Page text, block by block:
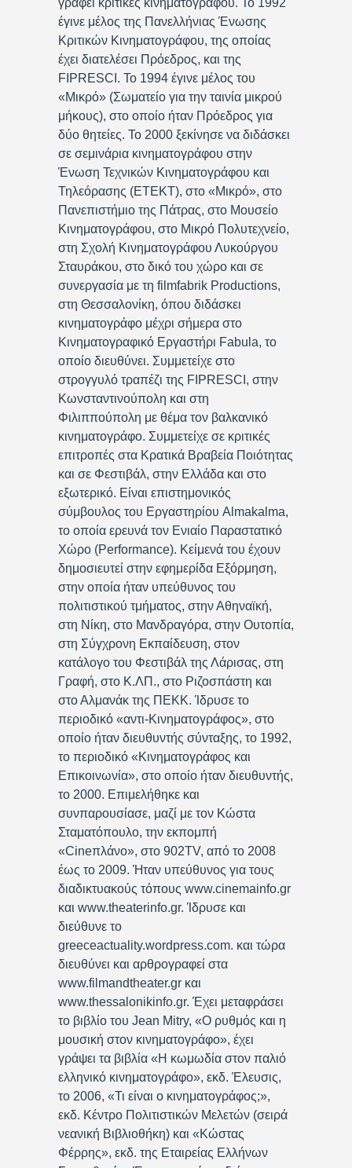
γράφει κριτικές κινηματογράφου. Το 1992
έγινε μέλος της Πανελλήνιας Ένωσης
Κριτικών Κινηματογράφου, της οποίας
έχει διατελέσει Πρόεδρος, και της
FIPRESCI. Το 1994 έγινε μέλος του
«Μικρό» (Σωματείο για την ταινία μικρού
μήκους), στο οποίο ήταν Πρόεδρος για
δύο θητείες. Το 2000 ξεκίνησε να διδάσκει
σε σεμινάρια κινηματογράφου στην
Ένωση Τεχνικών Κινηματογράφου και
Τηλεόρασης (ΕΤΕΚΤ), στο «Μικρό», στο
Πανεπιστήμιο της Πάτρας, στο Μουσείο
Κινηματογράφου, στο Μικρό Πολυτεχνείο,
στη Σχολή Κινηματογράφου Λυκούργου
Σταυράκου, στο δικό του χώρο και σε
συνεργασία με τη filmfabrik Productions,
στη Θεσσαλονίκη, όπου διδάσκει
κινηματογράφο μέχρι σήμερα στο
Κινηματογραφικό Εργαστήρι Fabula, το
οποίο διευθύνει. Συμμετείχε στο
στρογγυλό τραπέζι της FIPRESCI, στην
Κωνσταντινούπολη και στη
Φιλιππούπολη με θέμα τον βαλκανικό
κινηματογράφο. Συμμετείχε σε κριτικές
επιτροπές στα Κρατικά Βραβεία Ποιότητας
και σε Φεστιβάλ, στην Ελλάδα και στο
εξωτερικό. Είναι επιστημονικός
σύμβουλος του Εργαστηρίου Almakalma,
το οποία ερευνά τον Ενιαίο Παραστατικό
Χώρο (Performance). Κείμενά του έχουν
δημοσιευτεί στην εφημερίδα Εξόρμηση,
στην οποία ήταν υπεύθυνος του
πολιτιστικού τμήματος, στην Αθηναϊκή,
στη Νίκη, στο Μανδραγόρα, στην Ουτοπία,
στη Σύγχρονη Εκπαίδευση, στον
κατάλογο του Φεστιβάλ της Λάρισας, στη
Γραφή, στο Κ.ΛΠ., στο Ριζοσπάστη και
στο Αλμανάκ της ΠΕΚΚ. Ίδρυσε το
περιοδικό «αντι-Κινηματογράφος», στο
οποίο ήταν διευθυντής σύνταξης, το 1992,
το περιοδικό «Κινηματογράφος και
Επικοινωνία», στο οποίο ήταν διευθυντής,
το 2000. Επιμελήθηκε και
συνπαρουσίασε, μαζί με τον Κώστα
Σταματόπουλο, την εκπομπή
«Cineπλάνο», στο 902TV, από το 2008
έως το 2009. Ήταν υπεύθυνος για τους
διαδικτυακούς τόπους www.cinemainfo.gr
και www.theaterinfo.gr. Ίδρυσε και
διεύθυνε το
greeceactuality.wordpress.com. και τώρα
διευθύνει και αρθρογραφεί στα
www.filmandtheater.gr και
www.thessalonikinfo.gr. Έχει μεταφράσει
το βιβλίο του Jean Mitry, «Ο ρυθμός και η
μουσική στον κινηματογράφο», έχει
γράψει τα βιβλία «Η κωμωδία στον παλιό
ελληνικό κινηματογράφο», εκδ. Έλευσις,
το 2006, «Τι είναι ο κινηματογράφος;»,
εκδ. Κέντρο Πολιτιστικών Μελετών (σειρά
νεανική Βιβλιοθήκη) και «Κώστας
Φέρρης», εκδ. της Εταιρείας Ελλήνων